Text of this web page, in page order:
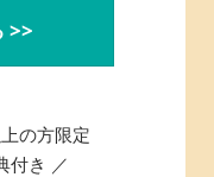
>>
の方限定
付き ／